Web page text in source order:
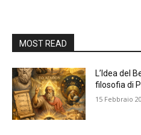
MOST READ
L’Idea del
filosofia di
15 Febbraio